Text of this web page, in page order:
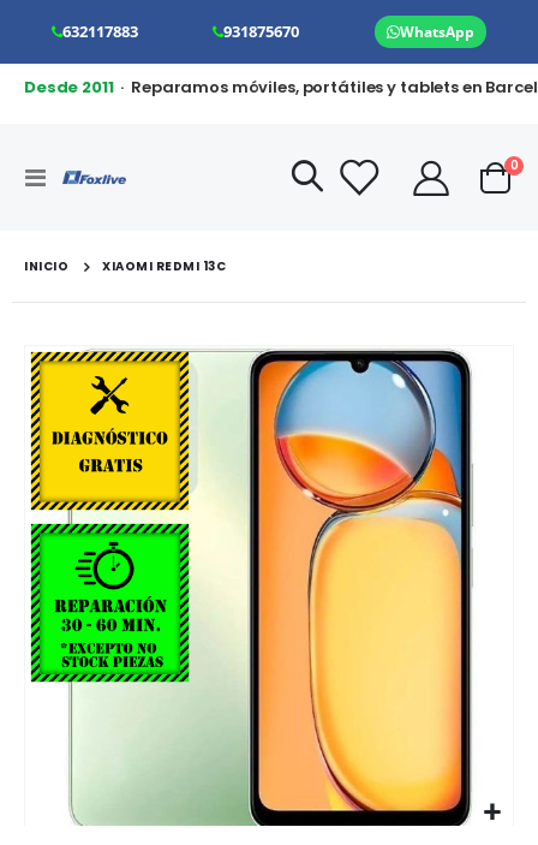
632117883 931875670 WhatsApp
Desde 2011· Reparamos móviles, portátiles y tablets en
Toggle
Cart
0
INICIO XIAOMI REDMI 13C
Saltar
al
final
de
la
galería
de
imágenes